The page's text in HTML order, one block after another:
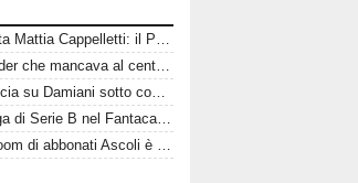
Calciomercato Ascoli, spunta Mattia Cappelletti: il Picchio sfida il Catanzaro per il talento del Milan
Acampora può essere il leader che mancava al centrocampo? L'Ascoli punta sulla sua esperienza
CorrAdriatico - L'Ascoli rilancia su Damiani sotto contratto fino al 2028
CorrAdriatico - Anche la Lega di Serie B nel Fantacalcio
CorrAdriatico - Coppa e il boom di abbonati Ascoli è affamata di calcio